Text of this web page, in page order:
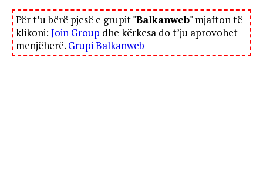
Për t’u bërë pjesë e grupit "Balkanweb" mjafton të
klikoni: Join Group dhe kërkesa do t’ju aprovohet
menjëherë. Grupi Balkanweb